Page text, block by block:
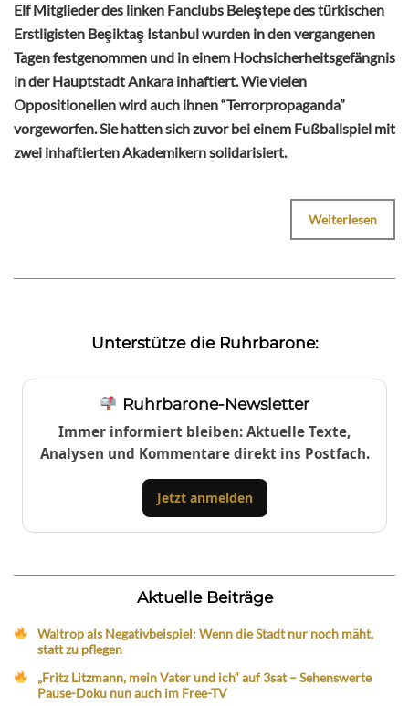
Elf Mitglieder des linken Fanclubs Beleştepe des türkischen
Erstligisten Beşiktaş Istanbul wurden in den vergangenen
Tagen festgenommen und in einem Hochsicherheitsgefängnis
in der Hauptstadt Ankara inhaftiert. Wie vielen
Oppositionellen wird auch ihnen “Terrorpropaganda”
vorgeworfen. Sie hatten sich zuvor bei einem Fußballspiel mit
zwei inhaftierten Akademikern solidarisiert.
Weiterlesen
Unterstütze die Ruhrbarone:
Ruhrbarone-Newsletter
Immer informiert bleiben: Aktuelle Texte,
Analysen und Kommentare direkt ins Postfach.
Jetzt anmelden
Aktuelle Beiträge
Waltrop als Negativbeispiel: Wenn die Stadt nur noch mäht,
statt zu pflegen
„Fritz Litzmann, mein Vater und ich“ auf 3sat – Sehenswerte
Pause-Doku nun auch im Free-TV